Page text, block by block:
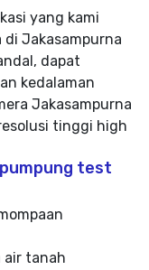
yang kami
di Jakasampurna
dapat
kedalaman
Jakasampurna
tinggi high
test
air tanah